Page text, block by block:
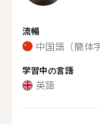
流暢
中国語（簡体
学習中の言語
英語